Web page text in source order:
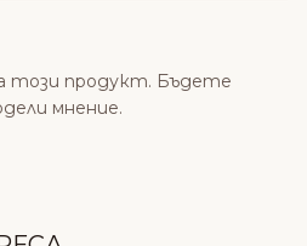
този продукт. Бъдете
мнение.